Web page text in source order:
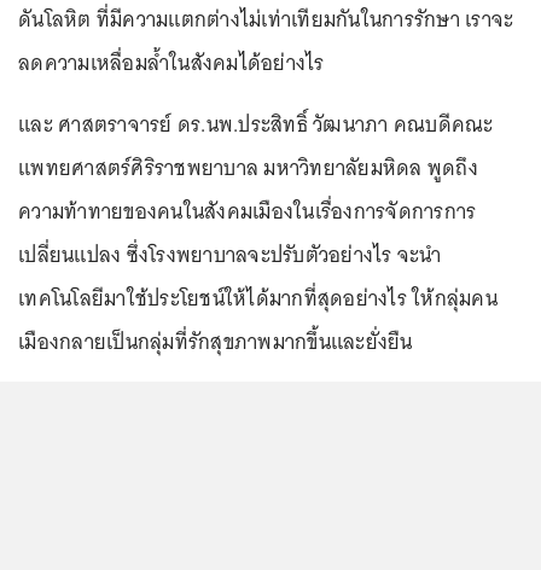
ดันโลหิต ที่มีความแตกต่างไม่เท่าเทียมกันในการรักษา เราจะ
ลดความเหลื่อมล้ำในสังคมได้อย่างไร
และ ศาสตราจารย์ ดร.นพ.ประสิทธิ์ วัฒนาภา คณบดีคณะ
แพทยศาสตร์ศิริราชพยาบาล มหาวิทยาลัยมหิดล พูดถึง
ความท้าทายของคนในสังคมเมืองในเรื่องการจัดการการ
เปลี่ยนแปลง ซึ่งโรงพยาบาลจะปรับตัวอย่างไร จะนำ
เทคโนโลยีมาใช้ประโยชน์ให้ได้มากที่สุดอย่างไร ให้กลุ่มคน
เมืองกลายเป็นกลุ่มที่รักสุขภาพมากขึ้นและยั่งยืน